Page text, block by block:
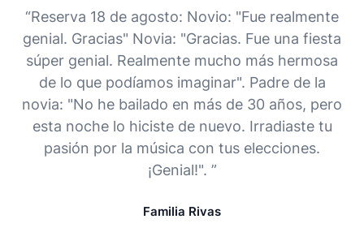
“Reserva 18 de agosto: Novio: "Fue realmente
genial. Gracias" Novia: "Gracias. Fue una fiesta
súper genial. Realmente mucho más hermosa
de lo que podíamos imaginar". Padre de la
novia: "No he bailado en más de 30 años, pero
esta noche lo hiciste de nuevo. Irradiaste tu
pasión por la música con tus elecciones.
¡Genial!". ”
Familia Rivas